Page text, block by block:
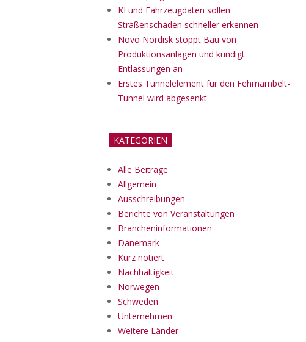
KI und Fahrzeugdaten sollen
Straßenschäden schneller erkennen
Novo Nordisk stoppt Bau von
Produktionsanlagen und kündigt
Entlassungen an
Erstes Tunnelelement für den Fehmarnbelt-
Tunnel wird abgesenkt
KATEGORIEN
Alle Beiträge
Allgemein
Ausschreibungen
Berichte von Veranstaltungen
Brancheninformationen
Dänemark
Kurz notiert
Nachhaltigkeit
Norwegen
Schweden
Unternehmen
Weitere Länder